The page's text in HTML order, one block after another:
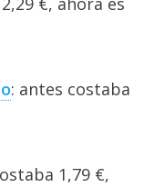
: antes costaba
1,79 €,